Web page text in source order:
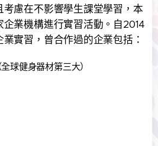
慮在不影響學生課堂學習，本
業機構進行實習活動。自2014
實習，曾合作過的企業包括：
球健身器材第三大）